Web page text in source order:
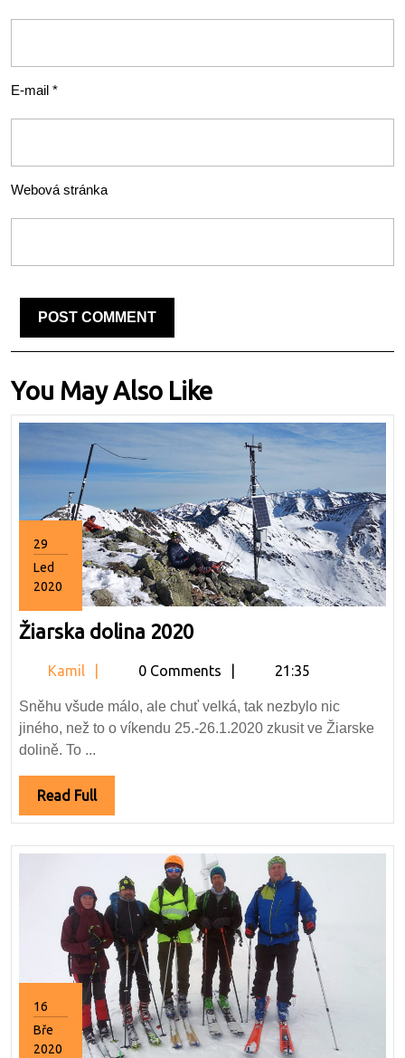
E-mail *
Webová stránka
You May Also Like
29
Led
2020
29.1.2020
Žiarska dolina 2020Žiarska
2020
Kamil Kamil0 Comments 21:35
Sněhu všude málo, ale chuť velká, tak nezbylo nic
jiného, než to o víkendu 25.-26.1.2020 zkusit ve Žiarske
dolině. To ...
Read FullRead
Full
16
Bře
2020